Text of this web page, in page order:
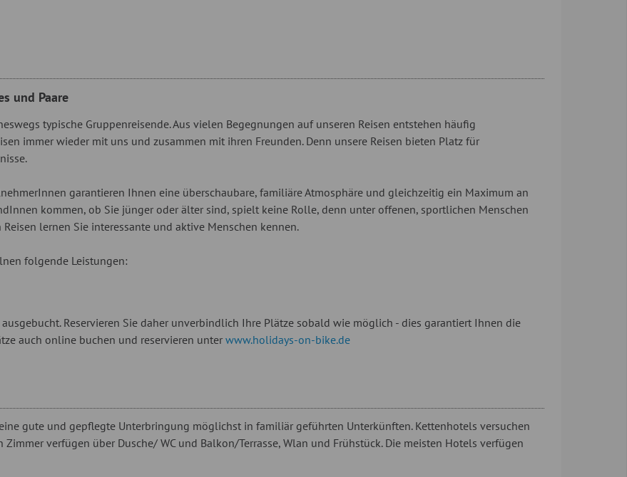
und Paare
typische Gruppenreisende. Aus vielen Begegnungen auf unseren Reisen entstehen häufig
immer wieder mit uns und zusammen mit ihren Freunden. Denn unsere Reisen bieten Platz für
garantieren Ihnen eine überschaubare, familiäre Atmosphäre und gleichzeitig ein Maximum an
kommen, ob Sie jünger oder älter sind, spielt keine Rolle, denn unter offenen, sportlichen Menschen
lernen Sie interessante und aktive Menschen kennen.
folgende Leistungen:
Reservieren Sie daher unverbindlich Ihre Plätze sobald wie möglich - dies garantiert Ihnen die
auch online buchen und reservieren unter www.holidays-on-bike.de
gute und gepflegte Unterbringung möglichst in familiär geführten Unterkünften. Kettenhotels versuchen
verfügen über Dusche/ WC und Balkon/Terrasse, Wlan und Frühstück. Die meisten Hotels verfügen